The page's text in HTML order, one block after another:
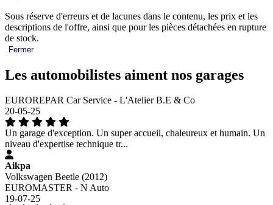
Sous réserve d'erreurs et de lacunes dans le contenu, les prix et les
descriptions de l'offre, ainsi que pour les pièces détachées en rupture
de stock.
Fermer
Les automobilistes aiment nos garages
EUROREPAR Car Service - L'Atelier B.E & Co
20-05-25
Un garage d'exception. Un super accueil, chaleureux et humain. Un
niveau d'expertise technique tr...
Aikpa
Volkswagen Beetle (2012)
EUROMASTER - N Auto
19-07-25